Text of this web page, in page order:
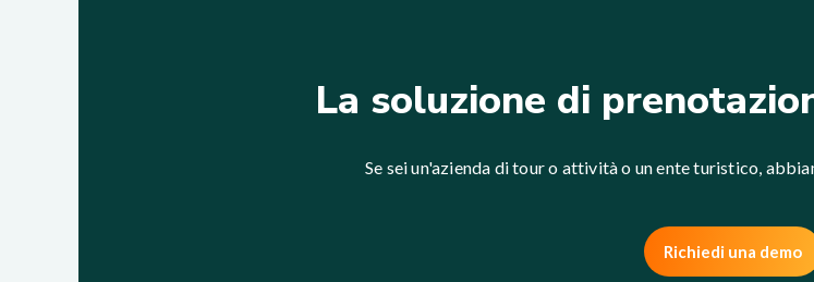
La soluzione di
Se sei un'azienda di tour o attività o un ente turistico,
Richiedi una demo